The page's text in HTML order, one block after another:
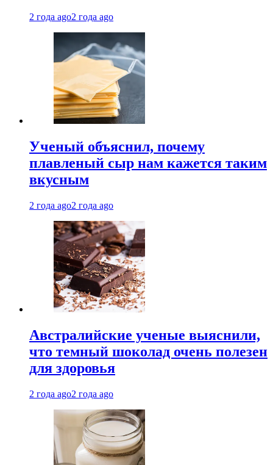
2 года ago2 года ago
Ученый объяснил, почему
плавленый сыр нам кажется таким
вкусным
2 года ago2 года ago
Австралийские ученые выяснили,
что темный шоколад очень полезен
для здоровья
2 года ago2 года ago